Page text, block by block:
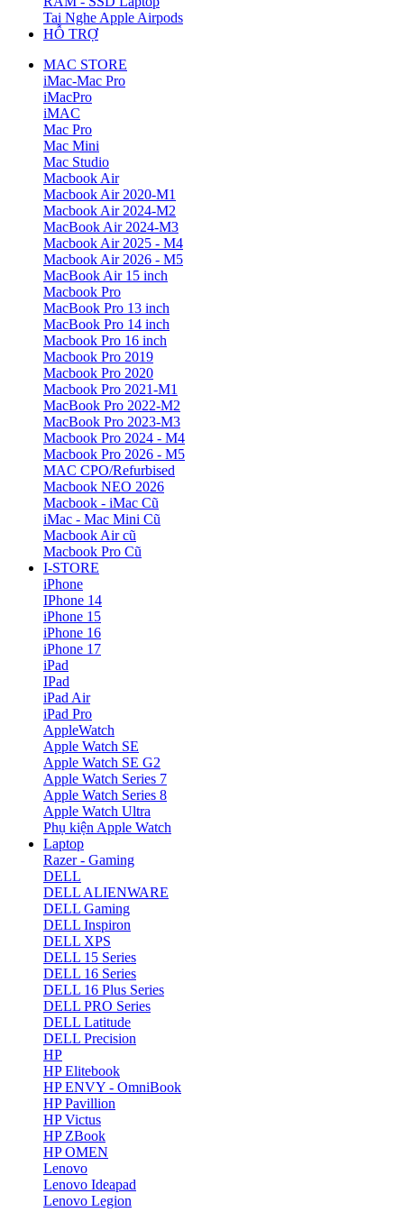
Tai Nghe Apple Airpods
HỖ TRỢ
MAC STORE
iMac-Mac Pro
iMacPro
iMAC
Mac Pro
Mac Mini
Mac Studio
Macbook Air
Macbook Air 2020-M1
Macbook Air 2024-M2
MacBook Air 2024-M3
Macbook Air 2025 - M4
Macbook Air 2026 - M5
MacBook Air 15 inch
Macbook Pro
MacBook Pro 13 inch
MacBook Pro 14 inch
Macbook Pro 16 inch
Macbook Pro 2019
Macbook Pro 2020
Macbook Pro 2021-M1
MacBook Pro 2022-M2
MacBook Pro 2023-M3
Macbook Pro 2024 - M4
Macbook Pro 2026 - M5
MAC CPO/Refurbised
Macbook NEO 2026
Macbook - iMac Cũ
iMac - Mac Mini Cũ
Macbook Air cũ
Macbook Pro Cũ
I-STORE
iPhone
IPhone 14
iPhone 15
iPhone 16
iPhone 17
iPad
IPad
iPad Air
iPad Pro
AppleWatch
Apple Watch SE
Apple Watch SE G2
Apple Watch Series 7
Apple Watch Series 8
Apple Watch Ultra
Phụ kiện Apple Watch
Laptop
Razer - Gaming
DELL
DELL ALIENWARE
DELL Gaming
DELL Inspiron
DELL XPS
DELL 15 Series
DELL 16 Series
DELL 16 Plus Series
DELL PRO Series
DELL Latitude
DELL Precision
HP
HP Elitebook
HP ENVY - OmniBook
HP Pavillion
HP Victus
HP ZBook
HP OMEN
Lenovo
Lenovo Ideapad
Lenovo Legion